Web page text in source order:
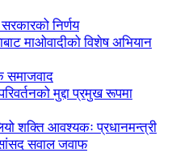
निर्णय
माओवादीको विशेष अभियान
समाजवाद
मुद्दा प्रमुख रूपमा
शक्ति आवश्यकः प्रधानमन्त्री
सवाल जवाफ